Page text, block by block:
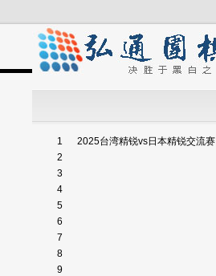
1 2025台湾精锐vs日本精锐交流赛
2
3
4
5
6
7
8
9